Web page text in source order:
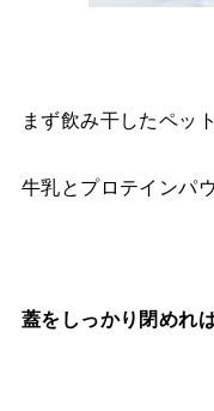
まず飲み干したペッ
牛乳とプロテインパ
蓋をしっかり閉めれ